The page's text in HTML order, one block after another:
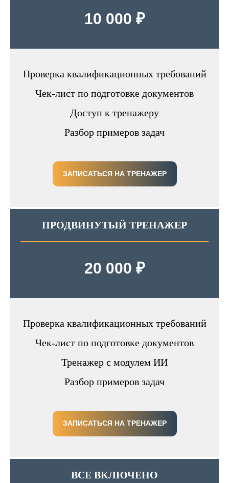
10 000 ₽
Проверка квалификационных требований
Чек-лист по подготовке документов
Доступ к тренажеру
Разбор примеров задач
ЗАПИСАТЬСЯ НА ТРЕНАЖЕР
ПРОДВИНУТЫЙ ТРЕНАЖЕР
20 000 ₽
Проверка квалификационных требований
Чек-лист по подготовке документов
Тренажер с модулем ИИ
Разбор примеров задач
ЗАПИСАТЬСЯ НА ТРЕНАЖЕР
ВСЕ ВКЛЮЧЕНО